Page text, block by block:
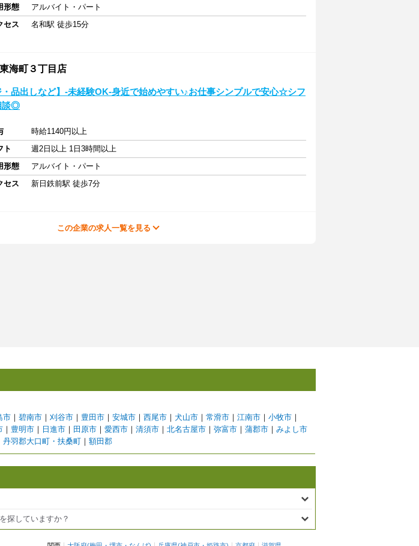
形態
アルバイト・パート
セス
名和駅 徒歩15分
海町３丁目店
・品出しなど】-未経験OK-身近で始めやすい♪お仕事シンプルで安心☆シフ
談◎
時給1140円以上
ト
週2日以上 1日3時間以上
形態
アルバイト・パート
セス
新日鉄前駅 徒歩7分
この企業の求人一覧を見る
市 ｜ 碧南市 ｜ 刈谷市 ｜ 豊田市 ｜ 安城市 ｜ 西尾市 ｜ 犬山市 ｜ 常滑市 ｜ 江南市 ｜ 小牧市 ｜
｜ 豊明市 ｜ 日進市 ｜ 田原市 ｜ 愛西市 ｜ 清須市 ｜ 北名古屋市 ｜ 弥富市 ｜ 蒲郡市 ｜ みよし市
丹羽郡大口町・扶桑町 ｜ 額田郡
探していますか？